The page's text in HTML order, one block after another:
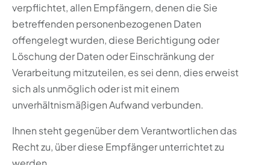
verpflichtet, allen Empfängern, denen die Sie
betreffenden personenbezogenen Daten
offengelegt wurden, diese Berichtigung oder
Löschung der Daten oder Einschränkung der
Verarbeitung mitzuteilen, es sei denn, dies erweist
sich als unmöglich oder ist mit einem
unverhältnismäßigen Aufwand verbunden.
Ihnen steht gegenüber dem Verantwortlichen das
Recht zu, über diese Empfänger unterrichtet zu